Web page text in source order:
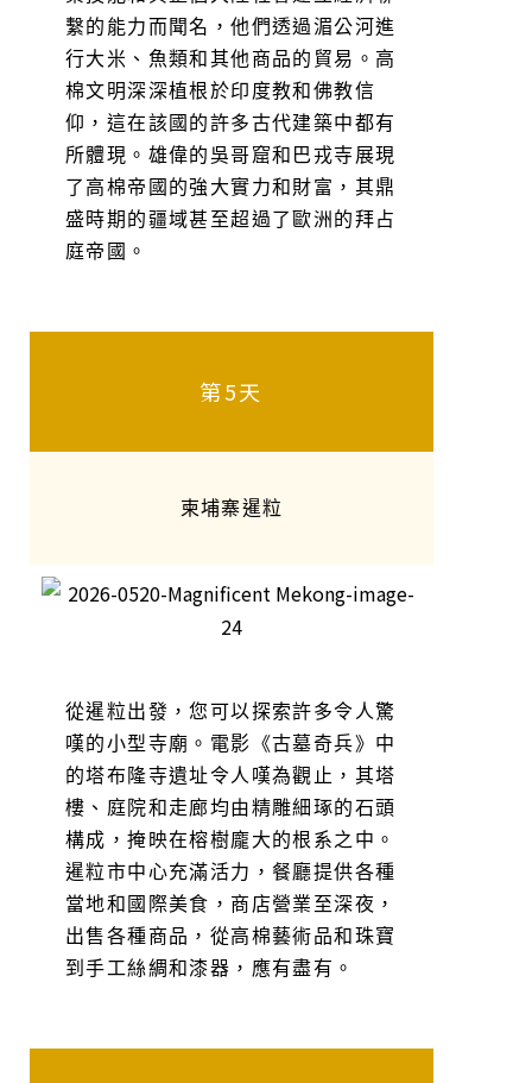
繫的能力而聞名，他們透過湄公河進
行大米、魚類和其他商品的貿易。高
棉文明深深植根於印度教和佛教信
仰，這在該國的許多古代建築中都有
所體現。雄偉的吳哥窟和巴戎寺展現
了高棉帝國的強大實力和財富，其鼎
盛時期的疆域甚至超過了歐洲的拜占
庭帝國。
第5天
柬埔寨暹粒
從暹粒出發，您可以探索許多令人驚
嘆的小型寺廟。電影《古墓奇兵》中
的塔布隆寺遺址令人嘆為觀止，其塔
樓、庭院和走廊均由精雕細琢的石頭
構成，掩映在榕樹龐大的根系之中。
暹粒市中心充滿活力，餐廳提供各種
當地和國際美食，商店營業至深夜，
出售各種商品，從高棉藝術品和珠寶
到手工絲綢和漆器，應有盡有。